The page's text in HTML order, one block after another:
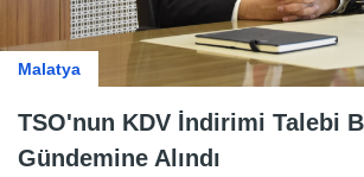
Malatya
TSO'nun KDV İndirimi Talebi
Gündemine Alındı